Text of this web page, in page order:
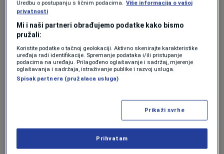
hronične bolesnike i stariju populaciju kako da
prebrode ove vrele dane.
Komentarišući aktuelni toplotni talas, dr.
Hanjalić je apelovala na građane da ozbiljno
shvate žuti i crveni alarm te da planiraju i
su ugrožene osobe sa srčanim tegobama i
starija populacija, jer njihovi krvni sudovi zbog
skleroze i masnih plakova gube elastičnost.
Uredbu o postupanju s ličnim podacima. Više informacija o vašoj
privatnosti
Mi i naši partneri obrađujemo podatke kako bismo
pružali:
Koristite podatke o tačnoj geolokaciji. Aktivno skenirajte karakteristike
uređaja radi identifikacije. Spremanje podataka i/ili pristupanje
podacima na uređaju. Prilagođeno oglašavanje i sadržaj, mjerenje
oglašavanja i sadržaja, istraživanje publike i razvoj usluga.
Spisak partnera (pružalaca usluga)
Prikaži svrhe
Prihvatam